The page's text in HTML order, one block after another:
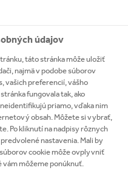
údajov
táto stránka môže uložiť
najmä v podobe súborov
vašich preferencií, vášho
fungovala tak, ako
priamo, vďaka nim
obsah. Môžete si vybrať,
Po kliknutí na nadpisy rôznych
nastavenia. Mali by
cookie môže ovplyvniť
vám môžeme ponúknuť.